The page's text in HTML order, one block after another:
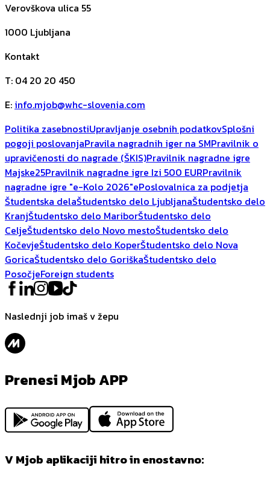
Verovškova ulica 55
1000 Ljubljana
Kontakt
T: 04 20 20 450
E: info.mjob@whc-slovenia.com
Politika zasebnostiUpravljanje osebnih podatkovSplošni
pogoji poslovanjaPravila nagradnih iger na SMPravilnik o
upravičenosti do nagrade (ŠKIS)Pravilnik nagradne igre
Majske25Pravilnik nagradne igre Izi 500 EURPravilnik
nagradne igre "e-Kolo 2026"ePoslovalnica za podjetja
Študentska delaŠtudentsko delo LjubljanaŠtudentsko delo
KranjŠtudentsko delo MariborŠtudentsko delo
CeljeŠtudentsko delo Novo mestoŠtudentsko delo
KočevjeŠtudentsko delo KoperŠtudentsko delo Nova
GoricaŠtudentsko delo GoriškaŠtudentsko delo
PosočjeForeign students
Naslednji job imaš v žepu
Prenesi Mjob APP
V Mjob aplikaciji hitro in enostavno: